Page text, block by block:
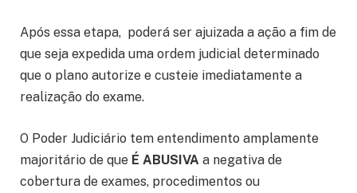
Após essa etapa, poderá ser ajuizada a ação a fim de
que seja expedida uma ordem judicial determinado
que o plano autorize e custeie imediatamente a
realização do exame.
O Poder Judiciário tem entendimento amplamente
majoritário de que É ABUSIVA a negativa de
cobertura de exames, procedimentos ou